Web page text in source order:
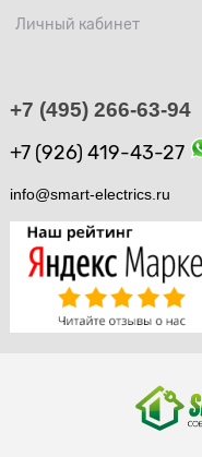
Личный кабинет
+7 (495) 266-63-94
+7 (926) 419-43-27
info@smart-electrics.ru